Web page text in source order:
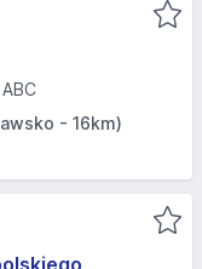
- 16km)